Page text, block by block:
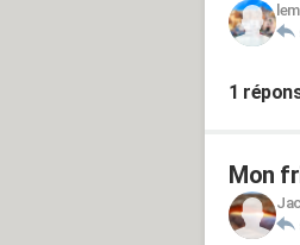
1
Mon